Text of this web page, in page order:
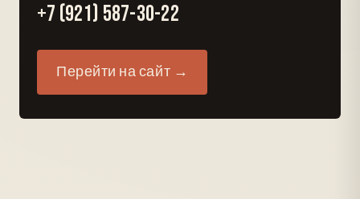
+7 (921) 587-30-22
Перейти на сайт →